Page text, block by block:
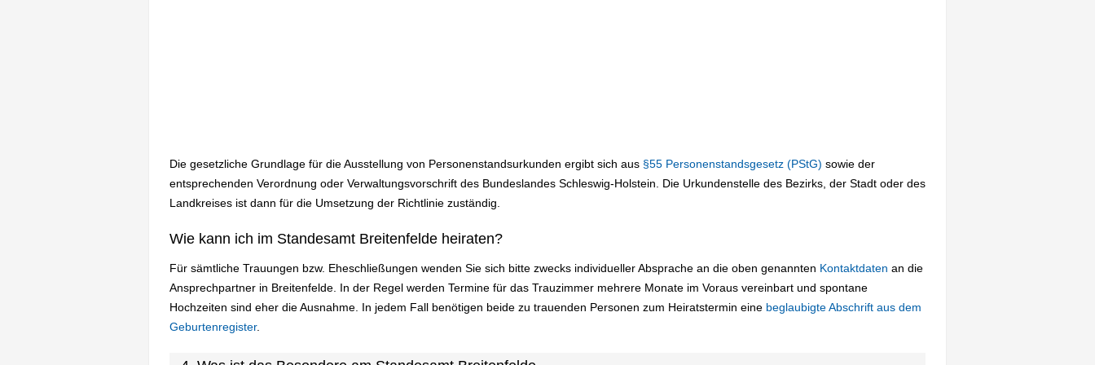
Die gesetzliche Grundlage für die Ausstellung von Personenstandsurkunden ergibt sich aus §55 Personenstandsgesetz (PStG) sowie der
entsprechenden Verordnung oder Verwaltungsvorschrift des Bundeslandes Schleswig-Holstein. Die Urkundenstelle des Bezirks, der Stadt oder des
Landkreises ist dann für die Umsetzung der Richtlinie zuständig.
Wie kann ich im Standesamt Breitenfelde heiraten?
Für sämtliche Trauungen bzw. Eheschließungen wenden Sie sich bitte zwecks individueller Absprache an die oben genannten Kontaktdaten an die
Ansprechpartner in Breitenfelde. In der Regel werden Termine für das Trauzimmer mehrere Monate im Voraus vereinbart und spontane
Hochzeiten sind eher die Ausnahme. In jedem Fall benötigen beide zu trauenden Personen zum Heiratstermin eine beglaubigte Abschrift aus dem
Geburtenregister.